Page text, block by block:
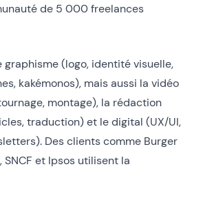
de 5 000 freelances
graphisme (logo, identité visuelle,
kakémonos), mais aussi la vidéo
montage), la rédaction
traduction) et le digital (UX/UI,
Des clients comme Burger
SNCF et Ipsos utilisent la